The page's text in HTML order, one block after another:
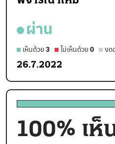
ผ่าน
เห็นด้วย 3 ไม่เห็นด้วย 0 งด
26.7.2022
100% เห็